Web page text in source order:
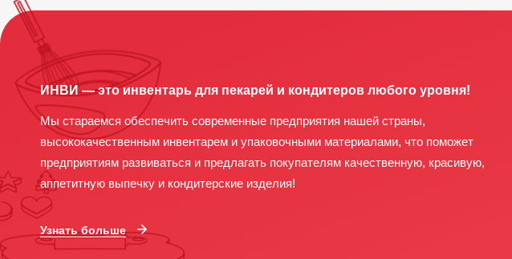
ИНВИ — это инвентарь для пекарей и кондитеров любого уровня!
Мы стараемся обеспечить современные предприятия нашей страны,
высококачественным инвентарем и упаковочными материалами, что поможет
предприятиям развиваться и предлагать покупателям качественную, красивую,
аппетитную выпечку и кондитерские изделия!
Узнать больше